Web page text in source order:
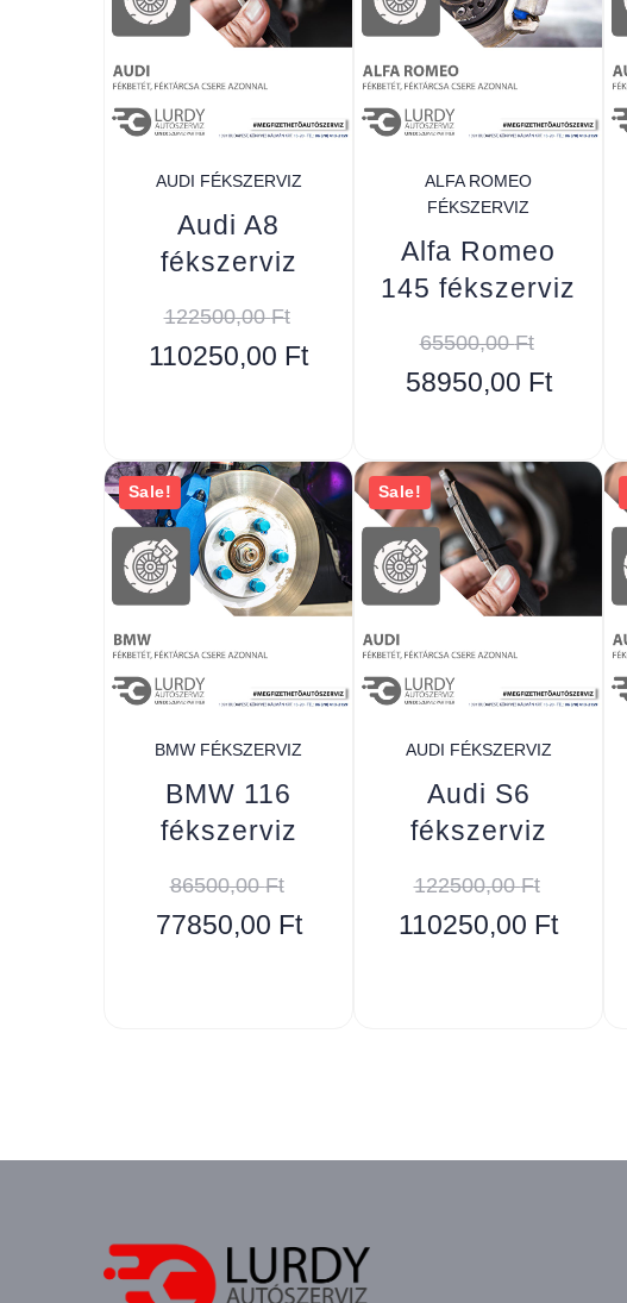
AUDI FÉKSZERVIZ
Audi A8
fékszerviz
122500,00Ft
110250,00 Ft
ALFA ROMEO
FÉKSZERVIZ
Alfa Romeo
145 fékszerviz
65500,00Ft
58950,00 Ft
Sale!
BMW FÉKSZERVIZ
BMW 116
fékszerviz
86500,00Ft
77850,00 Ft
Sale!
AUDI FÉKSZERVIZ
Audi S6
fékszerviz
122500,00Ft
110250,00 Ft